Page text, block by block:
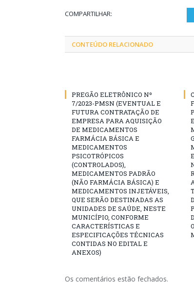
COMPARTILHAR:
CONTEÚDO RELACIONADO
PREGÃO ELETRÔNICO Nº
7/2023-PMSN (EVENTUAL E
FUTURA CONTRATAÇÃO DE
EMPRESA PARA AQUISIÇÃO
DE MEDICAMENTOS
FARMÁCIA BÁSICA E
MEDICAMENTOS
PSICOTRÓPICOS
(CONTROLADOS),
MEDICAMENTOS PADRÃO
(NÃO FARMÁCIA BÁSICA) E
MEDICAMENTOS INJETÁVEIS,
QUE SERÃO DESTINADAS AS
UNIDADES DE SAÚDE, NESTE
MUNICÍPIO, CONFORME
CARACTERÍSTICAS E
ESPECIFICAÇÕES TÉCNICAS
CONTIDAS NO EDITAL E
ANEXOS)
Os comentários estão fechados.